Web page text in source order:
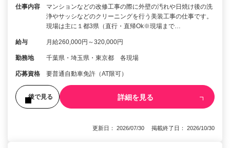
仕事内容
マンションなどの改修工事の際に外壁の汚れや日焼け後の洗
浄やサッシなどのクリーニングを行う美装工事の仕事です。
現場は主に１都3県（直行・直帰Ok※現場まで…
給与 月給260,000円～320,000円
勤務地 千葉県・埼玉県・東京都 各現場
応募資格 要普通自動車免許（AT限可）
後で見る 詳細を見る
更新日： 2026/07/30 掲載終了日： 2026/10/30